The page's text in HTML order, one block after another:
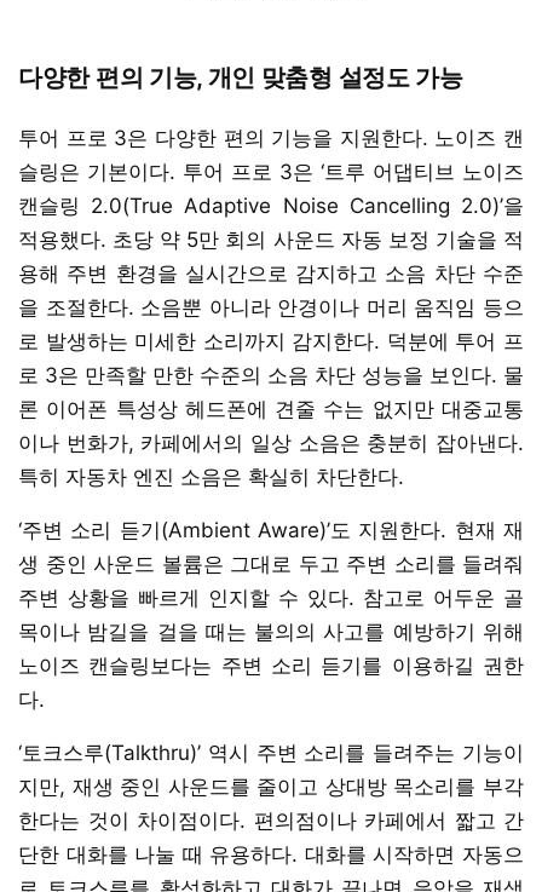
다양한 편의 기능, 개인 맞춤형 설정도 가능
투어 프로 3은 다양한 편의 기능을 지원한다. 노이즈 캔
슬링은 기본이다. 투어 프로 3은 ‘트루 어댑티브 노이즈
캔슬링 2.0(True Adaptive Noise Cancelling 2.0)’을
적용했다. 초당 약 5만 회의 사운드 자동 보정 기술을 적
용해 주변 환경을 실시간으로 감지하고 소음 차단 수준
을 조절한다. 소음뿐 아니라 안경이나 머리 움직임 등으
로 발생하는 미세한 소리까지 감지한다. 덕분에 투어 프
로 3은 만족할 만한 수준의 소음 차단 성능을 보인다. 물
론 이어폰 특성상 헤드폰에 견줄 수는 없지만 대중교통
이나 번화가, 카페에서의 일상 소음은 충분히 잡아낸다.
특히 자동차 엔진 소음은 확실히 차단한다.
‘주변 소리 듣기(Ambient Aware)’도 지원한다. 현재 재
생 중인 사운드 볼륨은 그대로 두고 주변 소리를 들려줘
주변 상황을 빠르게 인지할 수 있다. 참고로 어두운 골
목이나 밤길을 걸을 때는 불의의 사고를 예방하기 위해
노이즈 캔슬링보다는 주변 소리 듣기를 이용하길 권한
다.
‘토크스루(Talkthru)’ 역시 주변 소리를 들려주는 기능이
지만, 재생 중인 사운드를 줄이고 상대방 목소리를 부각
한다는 것이 차이점이다. 편의점이나 카페에서 짧고 간
단한 대화를 나눌 때 유용하다. 대화를 시작하면 자동으